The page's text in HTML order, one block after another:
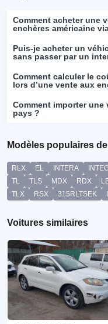
Comment acheter une
enchères américaine
Puis-je acheter un
sans passer par un
Comment calculer le
lors d’une vente aux
Comment importer
pays ?
Modèles populaires
RLX EL INTERA
TL
TLS MDX RDX
TLX
RSX 315RLTSEK
Voitures similaires